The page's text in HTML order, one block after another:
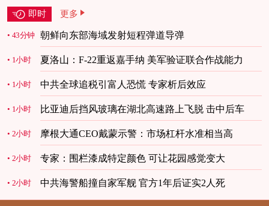
即时 更多
43分钟 朝鲜向东部海域发射短程弹道导弹
1小时 夏洛山：F-22重返嘉手纳 美军验证联合作战能力
1小时 中共全球追税引富人恐慌 专家析后效应
1小时 比亚迪后挡风玻璃在湖北高速路上飞脱 击中后车
2小时 摩根大通CEO戴蒙示警：市场杠杆水准相当高
2小时 专家：围栏漆成特定颜色 可让花园感觉变大
2小时 中共海警船撞自家军舰 官方1年后证实2人死